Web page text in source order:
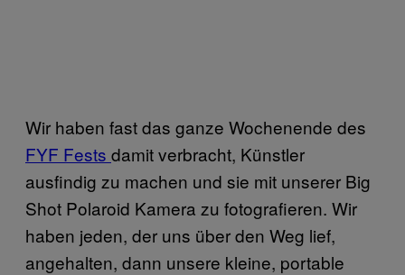
Wir haben fast das ganze Wochenende des
FYF Fests damit verbracht, Künstler
ausfindig zu machen und sie mit unserer Big
Shot Polaroid Kamera zu fotografieren. Wir
haben jeden, der uns über den Weg lief,
angehalten, dann unsere kleine, portable